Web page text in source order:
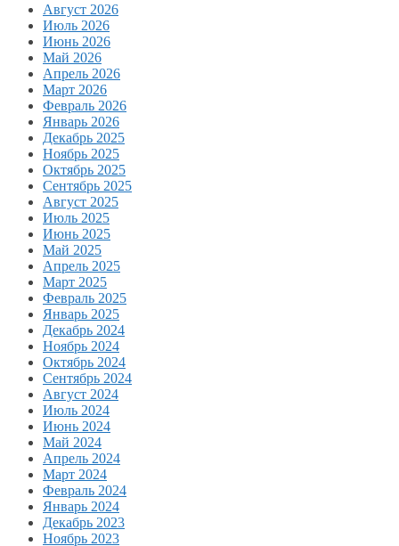
Август 2026
Июль 2026
Июнь 2026
Май 2026
Апрель 2026
Март 2026
Февраль 2026
Январь 2026
Декабрь 2025
Ноябрь 2025
Октябрь 2025
Сентябрь 2025
Август 2025
Июль 2025
Июнь 2025
Май 2025
Апрель 2025
Март 2025
Февраль 2025
Январь 2025
Декабрь 2024
Ноябрь 2024
Октябрь 2024
Сентябрь 2024
Август 2024
Июль 2024
Июнь 2024
Май 2024
Апрель 2024
Март 2024
Февраль 2024
Январь 2024
Декабрь 2023
Ноябрь 2023